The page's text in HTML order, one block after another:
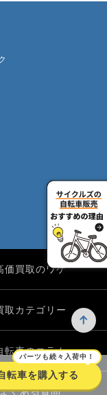
パーツも続々入荷中！
転車を購入する
価買取のワケ
取カテゴリー
転車のコラム
よくある質問